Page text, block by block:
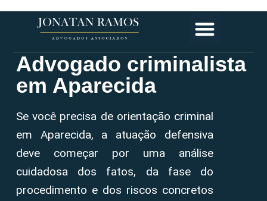
Advogado criminalista
em Aparecida
Se você precisa de orientação criminal
em Aparecida, a atuação defensiva
deve começar por uma análise
cuidadosa dos fatos, da fase do
procedimento e dos riscos concretos